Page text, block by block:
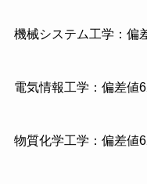
機械システム工学：偏
電気情報工学：偏差値
物質化学工学：偏差値